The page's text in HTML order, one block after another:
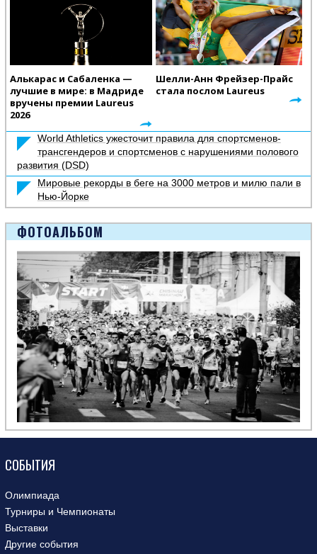
Алькарас и Сабаленка —
лучшие в мире: в Мадриде
вручены премии Laureus
2026
Шелли-Анн Фрейзер-Прайс
стала послом Laureus
World Athletics ужесточит правила для спортсменов-
трансгендеров и спортсменов с нарушениями полового
развития (DSD)
Мировые рекорды в беге на 3000 метров и милю пали в
Нью-Йорке
ФОТОАЛЬБОМ
СОБЫТИЯ
Олимпиада
Турниры и Чемпионаты
Выставки
Другие события